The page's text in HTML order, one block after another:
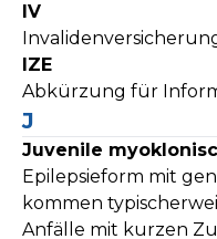
IV
IZE
Abkürzung für
J
Juvenile
Epilepsieform mit
kommen
Anfälle mit kurzen